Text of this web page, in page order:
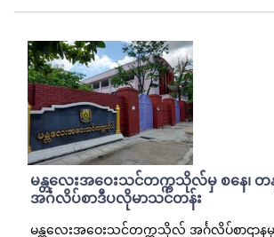
မန္တလေးအဝေးသင်တက္ကသိုလ်မှ စနေ၊ တ
အင်္ဂလိပ်စာဒီပလိုမာသင်တန်း
မန္တလေးအဝေးသင်တက္ကသိုလ် အင်္ဂလိပ်စာဌာနမှ က